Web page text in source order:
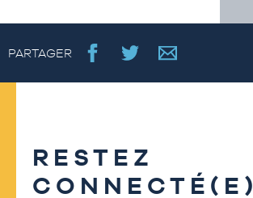
PARTAGER
RESTEZ
CONNECTÉ(E)